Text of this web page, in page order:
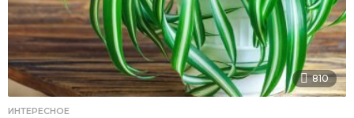
810
ИНТЕРЕСНОЕ